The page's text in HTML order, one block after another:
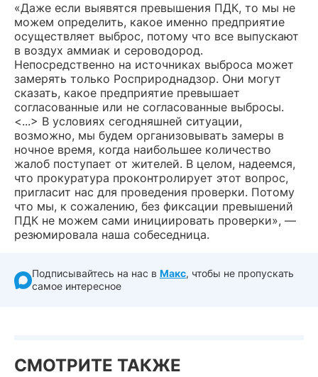
«Даже если выявятся превышения ПДК, то мы не
можем определить, какое именно предприятие
осуществляет выброс, потому что все выпускают
в воздух аммиак и сероводород.
Непосредственно на источниках выброса может
замерять только Росприроднадзор. Они могут
сказать, какое предприятие превышает
согласованные или не согласованные выбросы.
<...> В условиях сегодняшней ситуации,
возможно, мы будем организовывать замеры в
ночное время, когда наибольшее количество
жалоб поступает от жителей. В целом, надеемся,
что прокуратура проконтролирует этот вопрос,
пригласит нас для проведения проверки. Потому
что мы, к сожалению, без фиксации превышений
ПДК не можем сами инициировать проверки», —
резюмировала наша собеседница.
Подписывайтесь на нас в Макс, чтобы не пропускать
самое интересное
СМОТРИТЕ ТАКЖЕ